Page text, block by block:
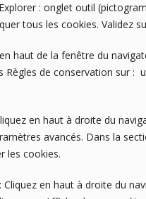
: onglet outil
tous les cookies. Validez
haut de la fenêtre du
Règles de conservation sur :
en haut à droite du
avancés. Dans la
les cookies.
Cliquez en haut à droite du